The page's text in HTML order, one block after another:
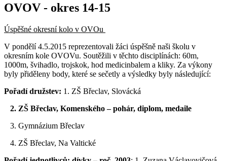
OVOV - okres 14-15
Úspěšné okresní kolo v OVOu
V pondělí 4.5.2015 reprezentovali žáci úspěšně naši školu v
okresním kole OVOVu. Soutěžili v těchto disciplínách: 60m,
1000m, švihadlo, trojskok, hod medicinbalem a kliky. Za výkony
byly přiděleny body, které se sečetly a výsledky byly následující:
Pořadí družstev: 1. ZŠ Břeclav, Slovácká
2. ZŠ Břeclav, Komenského – pohár, diplom, medaile
3. Gymnázium Břeclav
4. ZŠ Břeclav, Na Valtické